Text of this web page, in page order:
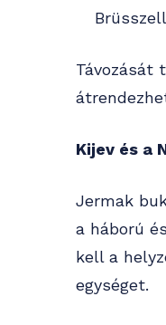
Távozását
Kijev és a
Jermak
a háború
kell a
egységet.